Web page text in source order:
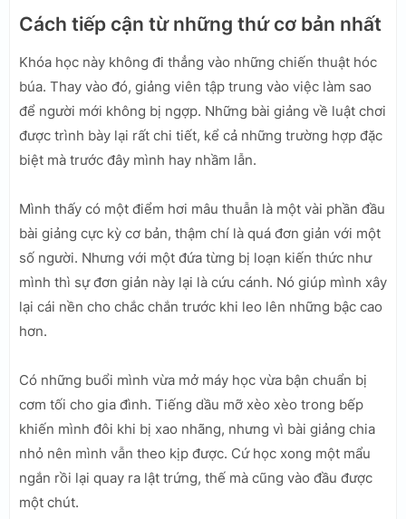
Cách tiếp cận từ những thứ cơ bản nhất
Khóa học này không đi thẳng vào những chiến thuật hóc
búa. Thay vào đó, giảng viên tập trung vào việc làm sao
để người mới không bị ngợp. Những bài giảng về luật chơi
được trình bày lại rất chi tiết, kể cả những trường hợp đặc
biệt mà trước đây mình hay nhầm lẫn.
Mình thấy có một điểm hơi mâu thuẫn là một vài phần đầu
bài giảng cực kỳ cơ bản, thậm chí là quá đơn giản với một
số người. Nhưng với một đứa từng bị loạn kiến thức như
mình thì sự đơn giản này lại là cứu cánh. Nó giúp mình xây
lại cái nền cho chắc chắn trước khi leo lên những bậc cao
hơn.
Có những buổi mình vừa mở máy học vừa bận chuẩn bị
cơm tối cho gia đình. Tiếng dầu mỡ xèo xèo trong bếp
khiến mình đôi khi bị xao nhãng, nhưng vì bài giảng chia
nhỏ nên mình vẫn theo kịp được. Cứ học xong một mẩu
ngắn rồi lại quay ra lật trứng, thế mà cũng vào đầu được
một chút.